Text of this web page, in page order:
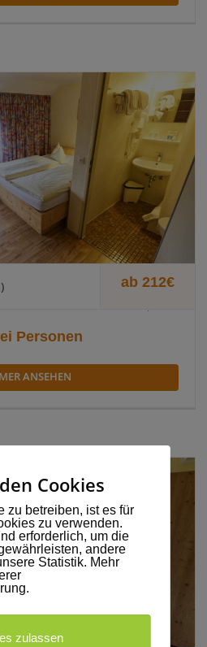
ab 212€
Personen
ANSEHEN
Cookies
zu betreiben, ist es für
zu verwenden.
erforderlich, um die
andere
Statistik. Mehr
zulassen